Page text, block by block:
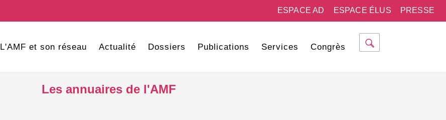
PRESSE
ESPACE ÉLUS
ESPACE AD
L'AMF et son réseau Actualité Dossiers Publications Services Congrès
Les annuaires de l'AMF